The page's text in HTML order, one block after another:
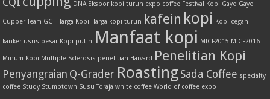
CQI DNA Ekspor kopi turun expo coffee Festival Kopi Gayo Gayo
Cupper Team GCT Harga Kopi Harga kopi turun kafein kopi Kopi cegah
kanker usus besar Kopi putih Manfaat kopi MICF2015 MICF2016
Minum Kopi Multiple Sclerosis penelitian Harvard Penelitian Kopi
Penyangraian Q-Grader Roasting Sada Coffee specialty
coffee Study Stumptown Susu Toraja white coffee World of coffee expo